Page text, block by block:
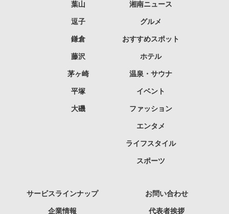
葉山
逗子
鎌倉
藤沢
茅ヶ崎
平塚
大磯
湘南ニュース
グルメ
おすすめスポット
ホテル
温泉・サウナ
イベント
ファッション
エンタメ
ライフスタイル
スポーツ
サービスラインナップ お問い合わせ
企業情報 代表者挨拶